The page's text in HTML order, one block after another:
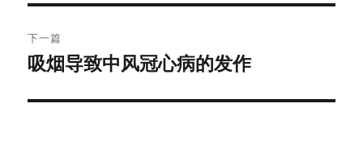
航
文
章：
下一篇
下
文
吸烟导致中风冠心病的发作